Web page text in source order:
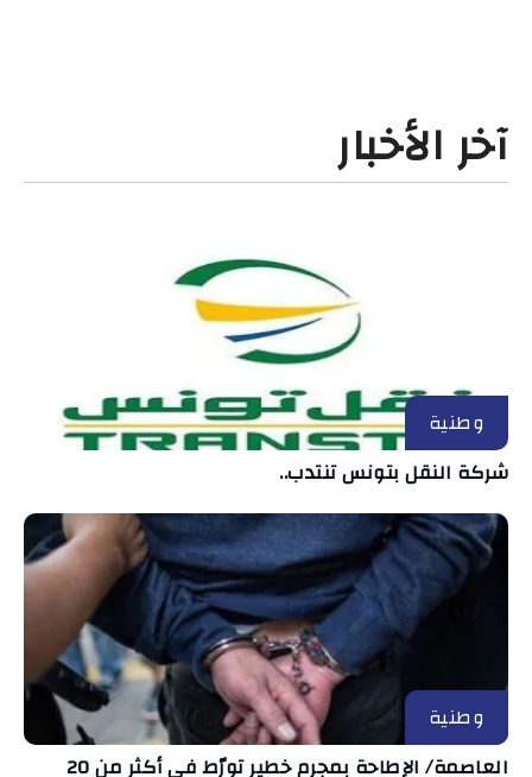
آخر الأخبار
وطنية
شركة النقل بتونس تنتدب..
وطنية
العاصمة/ الإطاحة بمجرم خطير تورّط في أكثر من 20